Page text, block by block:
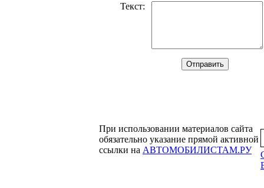
Текст:
При использовании материалов сайта
обязательно указание прямой активной
ссылки на АВТОМОБИЛИСТАМ.РУ